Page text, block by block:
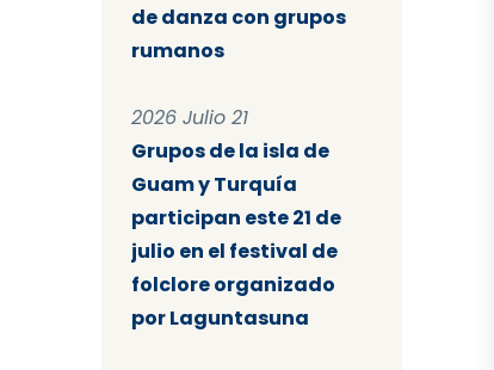
de danza con grupos
rumanos
2026 Julio 21
Grupos de la isla de
Guam y Turquía
participan este 21 de
julio en el festival de
folclore organizado
por Laguntasuna